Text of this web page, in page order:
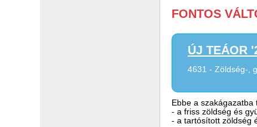
FONTOS
ÚJ TEÁOR
4631 - Zöldség-,
Ebbe a szakágazatba
- a friss zöldség és
- a tartósított zöldség